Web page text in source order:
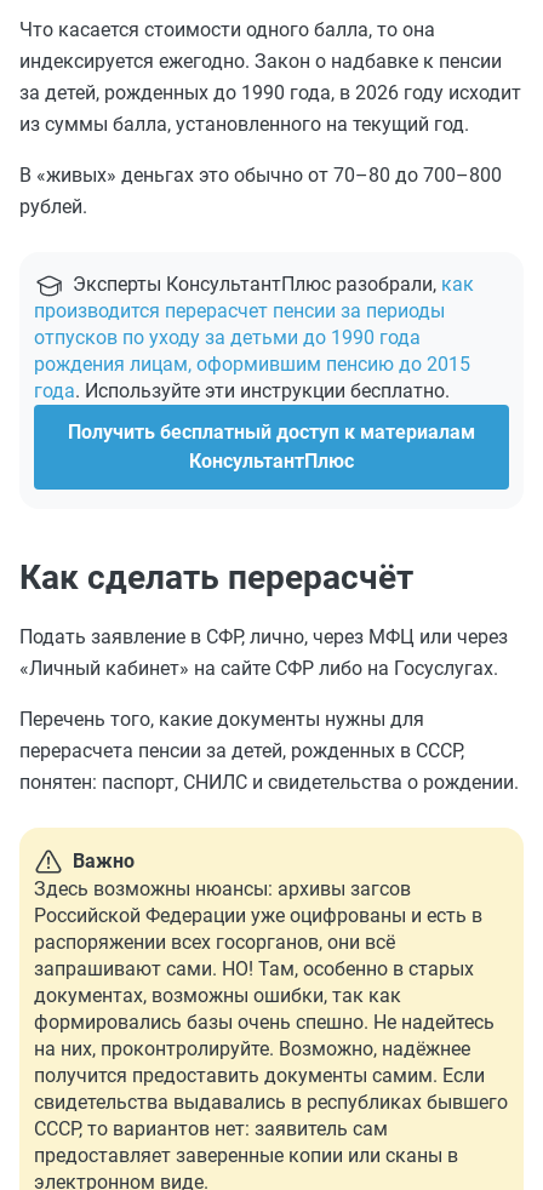
Что касается стоимости одного балла, то она
индексируется ежегодно. Закон о надбавке к пенсии
за детей, рожденных до 1990 года, в 2026 году исходит
из суммы балла, установленного на текущий год.
В «живых» деньгах это обычно от 70–80 до 700–800
рублей.
Эксперты КонсультантПлюс разобрали, как
производится перерасчет пенсии за периоды
отпусков по уходу за детьми до 1990 года
рождения лицам, оформившим пенсию до 2015
года. Используйте эти инструкции бесплатно.
Получить бесплатный доступ к материалам
КонсультантПлюс
Как сделать перерасчёт
Подать заявление в СФР, лично, через МФЦ или через
«Личный кабинет» на сайте СФР либо на Госуслугах.
Перечень того, какие документы нужны для
перерасчета пенсии за детей, рожденных в СССР,
понятен: паспорт, СНИЛС и свидетельства о рождении.
Важно
Здесь возможны нюансы: архивы загсов
Российской Федерации уже оцифрованы и есть в
распоряжении всех госорганов, они всё
запрашивают сами. НО! Там, особенно в старых
документах, возможны ошибки, так как
формировались базы очень спешно. Не надейтесь
на них, проконтролируйте. Возможно, надёжнее
получится предоставить документы самим. Если
свидетельства выдавались в республиках бывшего
СССР, то вариантов нет: заявитель сам
предоставляет заверенные копии или сканы в
электронном виде.